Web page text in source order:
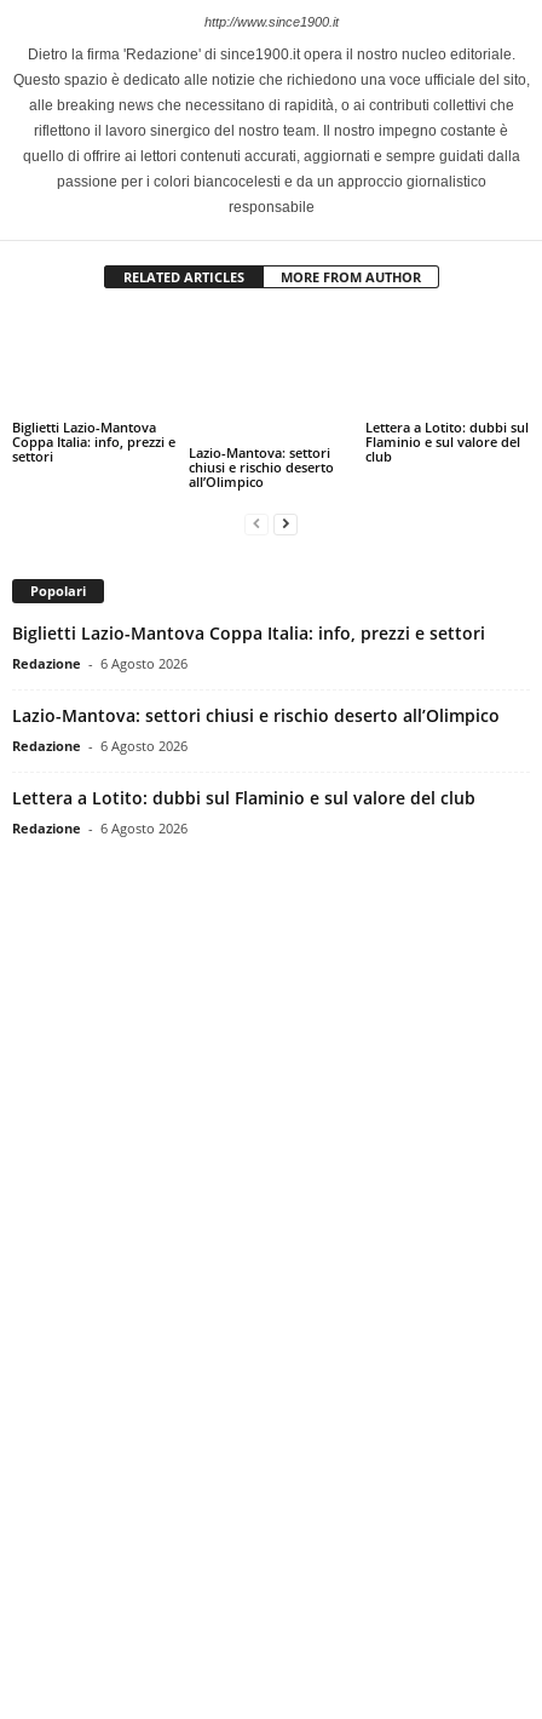
http://www.since1900.it
Dietro la firma 'Redazione' di since1900.it opera il nostro nucleo editoriale.
Questo spazio è dedicato alle notizie che richiedono una voce ufficiale del sito,
alle breaking news che necessitano di rapidità, o ai contributi collettivi che
riflettono il lavoro sinergico del nostro team. Il nostro impegno costante è
quello di offrire ai lettori contenuti accurati, aggiornati e sempre guidati dalla
passione per i colori biancocelesti e da un approccio giornalistico
responsabile
RELATED ARTICLES MORE FROM AUTHOR
Biglietti Lazio-Mantova
Coppa Italia: info, prezzi e
settori
Lazio-Mantova: settori
chiusi e rischio deserto
all’Olimpico
Lettera a Lotito: dubbi sul
Flaminio e sul valore del
club
Popolari
Biglietti Lazio-Mantova Coppa Italia: info, prezzi e settori
Redazione - 6 Agosto 2026
Lazio-Mantova: settori chiusi e rischio deserto all’Olimpico
Redazione - 6 Agosto 2026
Lettera a Lotito: dubbi sul Flaminio e sul valore del club
Redazione - 6 Agosto 2026